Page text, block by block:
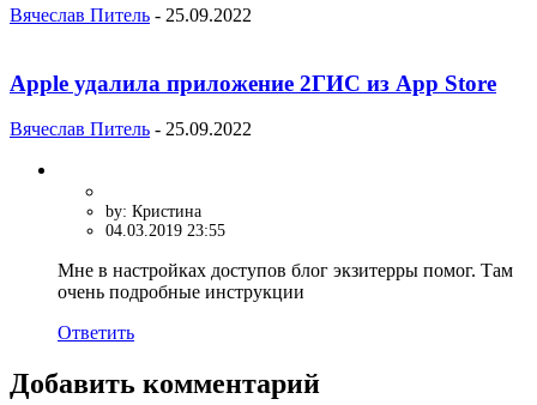
Вячеслав Питель - 25.09.2022
Apple удалила приложение 2ГИС из App Store
Вячеслав Питель - 25.09.2022
by: Кристина
04.03.2019 23:55
Мне в настройках доступов блог экзитерры помог. Там
очень подробные инструкции
Ответить
Добавить комментарий